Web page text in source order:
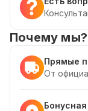
Почему мы?
Прямые
От